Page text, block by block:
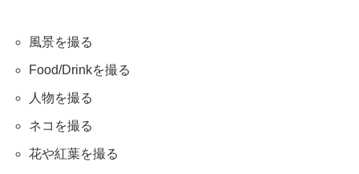
風景を撮る
Food/Drinkを撮る
人物を撮る
ネコを撮る
花や紅葉を撮る